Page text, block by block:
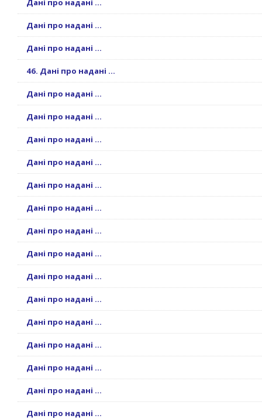
Дані про надані ...
Дані про надані ...
Дані про надані ...
46. Дані про надані ...
Дані про надані ...
Дані про надані ...
Дані про надані ...
Дані про надані ...
Дані про надані ...
Дані про надані ...
Дані про надані ...
Дані про надані ...
Дані про надані ...
Дані про надані ...
Дані про надані ...
Дані про надані ...
Дані про надані ...
Дані про надані ...
Дані про надані ...